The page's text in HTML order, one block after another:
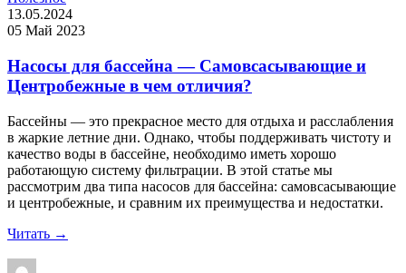
13.05.2024
05 Май 2023
Насосы для бассейна — Самовсасывающие и
Центробежные в чем отличия?
Бассейны — это прекрасное место для отдыха и расслабления
в жаркие летние дни. Однако, чтобы поддерживать чистоту и
качество воды в бассейне, необходимо иметь хорошо
работающую систему фильтрации. В этой статье мы
рассмотрим два типа насосов для бассейна: самовсасывающие
и центробежные, и сравним их преимущества и недостатки.
Читать →